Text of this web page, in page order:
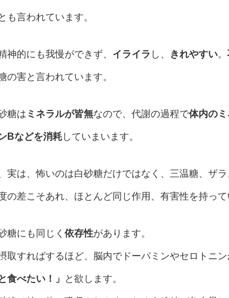
も言われています。
神的にも我慢ができず、 イライラ し、 きれやすい。
の害と言われています。
糖は ミネラルが皆無なので、代謝の過程で体内の
Bなどを消耗していまいます。
実は、怖いのは白砂糖だけではなく、三温糖、ザ
の差こそあれ、ほとんど同じ作用、有害性を持って
糖にも同じく 依存性があります。
取すればするほど、脳内でドーパミンやセロトニン
食べたい！」 と欲します。